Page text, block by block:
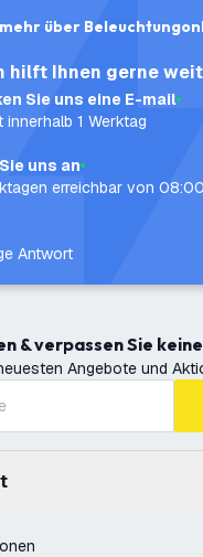
hilft Ihnen gerne
Sie uns eine E-mail
innerhalb 1 Werktag
uns an
erreichbar von
Antwort
& verpassen Sie
Angebote und